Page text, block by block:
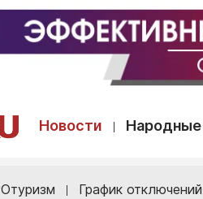
Новости Народные
График